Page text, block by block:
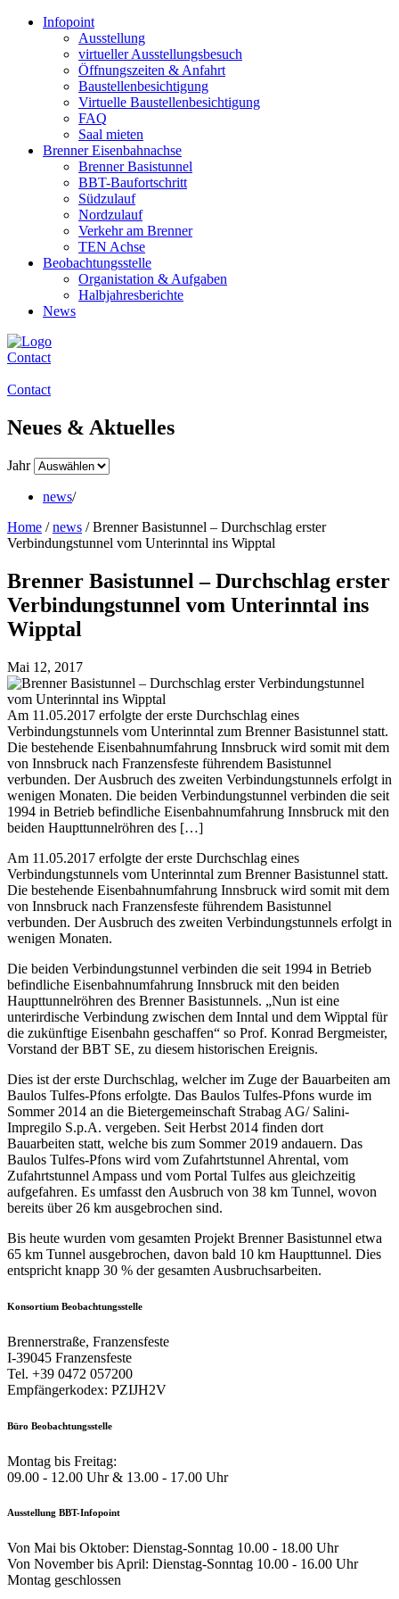
Infopoint
Ausstellung
virtueller Ausstellungsbesuch
Öffnungszeiten & Anfahrt
Baustellenbesichtigung
Virtuelle Baustellenbesichtigung
FAQ
Saal mieten
Brenner Eisenbahnachse
Brenner Basistunnel
BBT-Baufortschritt
Südzulauf
Nordzulauf
Verkehr am Brenner
TEN Achse
Beobachtungsstelle
Organistation & Aufgaben
Halbjahresberichte
News
Contact
Contact
Neues & Aktuelles
Jahr
news/
Home /news /Brenner Basistunnel – Durchschlag erster
Verbindungstunnel vom Unterinntal ins Wipptal
Brenner Basistunnel – Durchschlag erster
Verbindungstunnel vom Unterinntal ins
Wipptal
Mai 12, 2017
Am 11.05.2017 erfolgte der erste Durchschlag eines
Verbindungstunnels vom Unterinntal zum Brenner Basistunnel statt.
Die bestehende Eisenbahnumfahrung Innsbruck wird somit mit dem
von Innsbruck nach Franzensfeste führendem Basistunnel
verbunden. Der Ausbruch des zweiten Verbindungstunnels erfolgt in
wenigen Monaten. Die beiden Verbindungstunnel verbinden die seit
1994 in Betrieb befindliche Eisenbahnumfahrung Innsbruck mit den
beiden Haupttunnelröhren des […]
Am 11.05.2017 erfolgte der erste Durchschlag eines
Verbindungstunnels vom Unterinntal zum Brenner Basistunnel statt.
Die bestehende Eisenbahnumfahrung Innsbruck wird somit mit dem
von Innsbruck nach Franzensfeste führendem Basistunnel
verbunden. Der Ausbruch des zweiten Verbindungstunnels erfolgt in
wenigen Monaten.
Die beiden Verbindungstunnel verbinden die seit 1994 in Betrieb
befindliche Eisenbahnumfahrung Innsbruck mit den beiden
Haupttunnelröhren des Brenner Basistunnels. „Nun ist eine
unterirdische Verbindung zwischen dem Inntal und dem Wipptal für
die zukünftige Eisenbahn geschaffen“ so Prof. Konrad Bergmeister,
Vorstand der BBT SE, zu diesem historischen Ereignis.
Dies ist der erste Durchschlag, welcher im Zuge der Bauarbeiten am
Baulos Tulfes-Pfons erfolgte. Das Baulos Tulfes-Pfons wurde im
Sommer 2014 an die Bietergemeinschaft Strabag AG/ Salini-
Impregilo S.p.A. vergeben. Seit Herbst 2014 finden dort
Bauarbeiten statt, welche bis zum Sommer 2019 andauern. Das
Baulos Tulfes-Pfons wird vom Zufahrtstunnel Ahrental, vom
Zufahrtstunnel Ampass und vom Portal Tulfes aus gleichzeitig
aufgefahren. Es umfasst den Ausbruch von 38 km Tunnel, wovon
bereits über 26 km ausgebrochen sind.
Bis heute wurden vom gesamten Projekt Brenner Basistunnel etwa
65 km Tunnel ausgebrochen, davon bald 10 km Haupttunnel. Dies
entspricht knapp 30 % der gesamten Ausbruchsarbeiten.
Konsortium Beobachtungsstelle
Brennerstraße, Franzensfeste
I-39045 Franzensfeste
Tel. +39 0472 057200
Empfängerkodex: PZIJH2V
Büro Beobachtungsstelle
Montag bis Freitag:
09.00 - 12.00 Uhr & 13.00 - 17.00 Uhr
Ausstellung BBT-Infopoint
Von Mai bis Oktober: Dienstag-Sonntag 10.00 - 18.00 Uhr
Von November bis April: Dienstag-Sonntag 10.00 - 16.00 Uhr
Montag geschlossen